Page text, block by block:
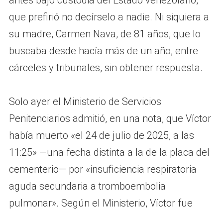
que prefirió no decírselo a nadie. Ni siquiera a
su madre, Carmen Nava, de 81 años, que lo
buscaba desde hacía más de un año, entre
cárceles y tribunales, sin obtener respuesta.
Solo ayer el Ministerio de Servicios
Penitenciarios admitió, en una nota, que Víctor
había muerto «el 24 de julio de 2025, a las
11:25» —una fecha distinta a la de la placa del
cementerio— por «insuficiencia respiratoria
aguda secundaria a tromboembolia
pulmonar». Según el Ministerio, Víctor fue